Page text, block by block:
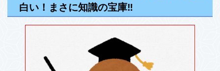
白い！まさに知識の宝庫‼